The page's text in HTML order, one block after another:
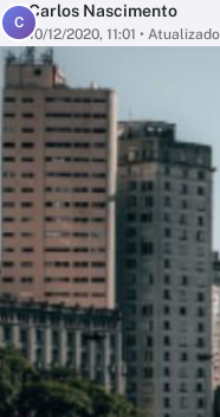
C
Carlos Nascimento
10/12/2020, 11:01 •